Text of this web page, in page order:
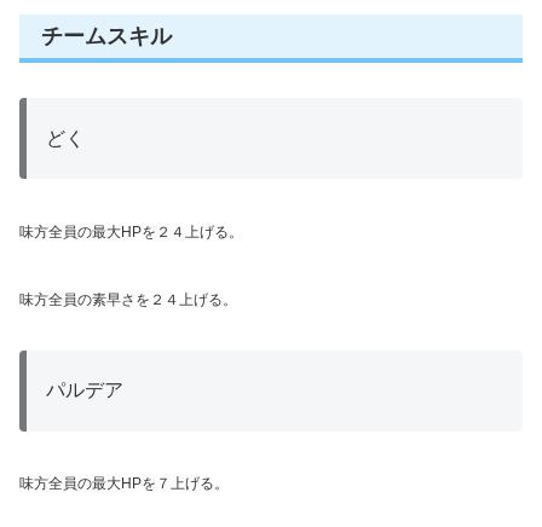
チームスキル
どく
味方全員の最大HPを２４上げる。
味方全員の素早さを２４上げる。
パルデア
味方全員の最大HPを７上げる。